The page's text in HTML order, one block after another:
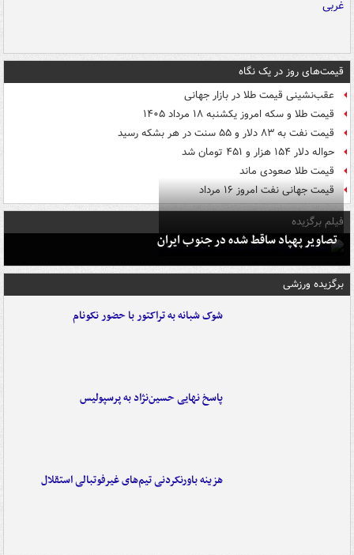
قیمت‌های روز در یک نگاه
عقب‌نشینی قیمت طلا در بازار جهانی
قیمت طلا و سکه امروز یکشنبه ۱۸ مرداد ۱۴۰۵
قیمت نفت به ۸۳ دلار و ۵۵ سنت در هر بشکه رسید
حواله دلار ۱۵۴ هزار و ۴۵۱ تومان شد
قیمت طلا صعودی ماند
قیمت جهانی نفت امروز ۱۶ مرداد
فیلم برگزیده
تصاویر پهپاد ساقط شده در جنوب ایران
برگزیده ورزشی
شوک شبانه به تراکتور با حضور نکونام
پاسخ نهایی حسین‌نژاد به پرسپولیس
هزینه باورنکردنی تیم‌های غیرفوتبالی استقلال